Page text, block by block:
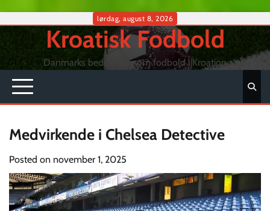
content
lørdag, august 8, 2026
Kroatisk Fodbold
Danmarks bedste side om fodbold i Kroation
Medvirkende i Chelsea Detective
Posted on november 1, 2025